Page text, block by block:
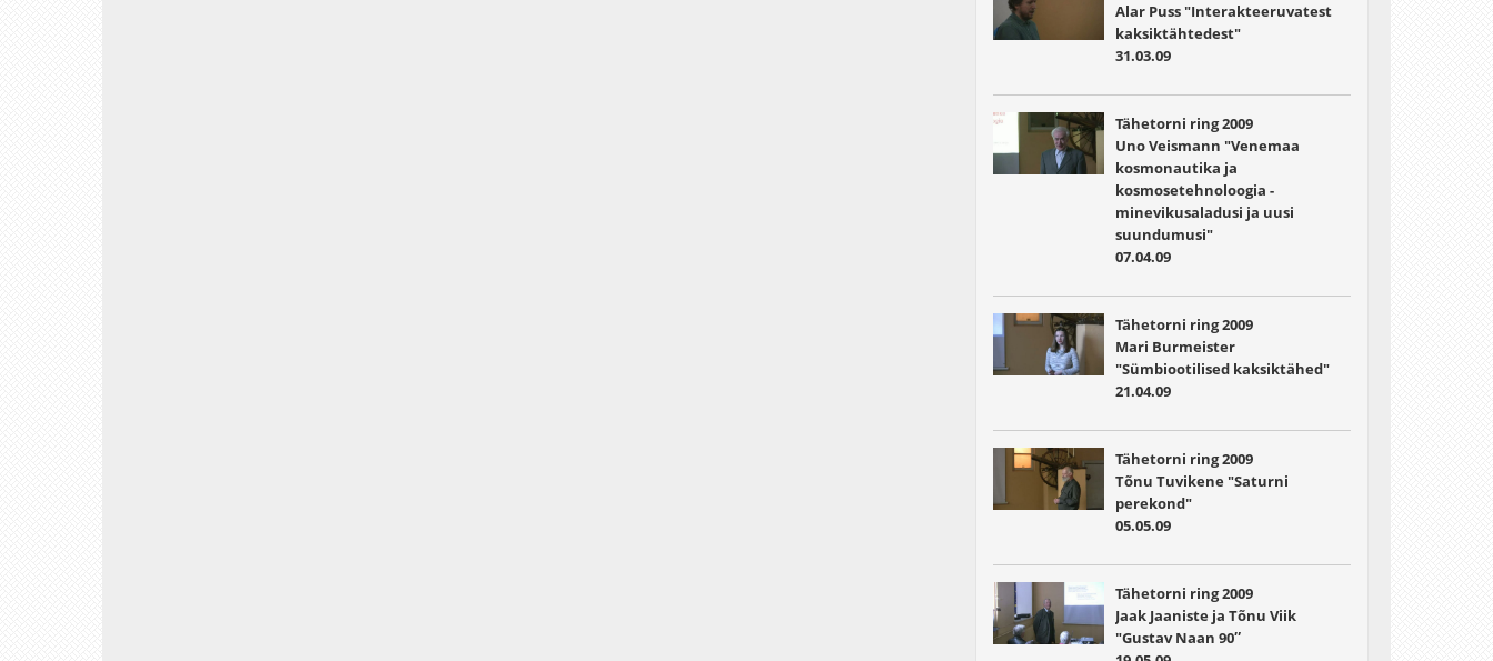
Alar Puss "Interakteeruvatest
kaksiktähtedest"
31.03.09
Tähetorni ring 2009
Uno Veismann "Venemaa
kosmonautika ja
kosmosetehnoloogia -
minevikusaladusi ja uusi
suundumusi"
07.04.09
Tähetorni ring 2009
Mari Burmeister
"Sümbiootilised kaksiktähed"
21.04.09
Tähetorni ring 2009
Tõnu Tuvikene "Saturni
perekond"
05.05.09
Tähetorni ring 2009
Jaak Jaaniste ja Tõnu Viik
"Gustav Naan 90″